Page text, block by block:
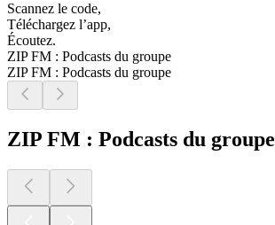
Scannez le code,
Téléchargez l’app,
Écoutez.
ZIP FM : Podcasts du groupe
ZIP FM : Podcasts du groupe
ZIP FM : Podcasts du groupe